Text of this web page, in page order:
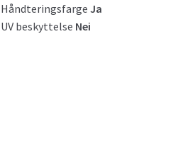
HåndteringsfargeJa
UV beskyttelse Nei